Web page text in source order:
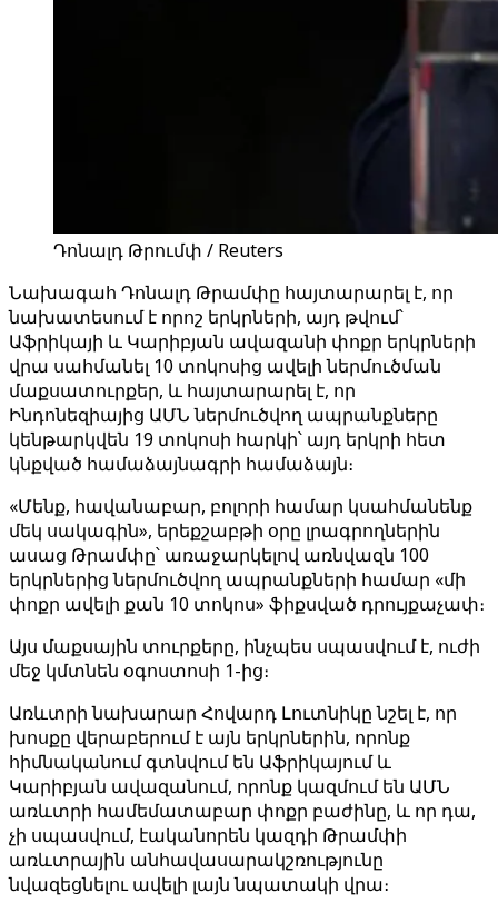
Դոնալդ Թրումփ / Reuters
Նախագահ Դոնալդ Թրամփը հայտարարել է, որ
նախատեսում է որոշ երկրների, այդ թվում՝
Աֆրիկայի և Կարիբյան ավազանի փոքր երկրների
վրա սահմանել 10 տոկոսից ավելի ներմուծման
մաքսատուրքեր, և հայտարարել է, որ
Ինդոնեզիայից ԱՄՆ ներմուծվող ապրանքները
կենթարկվեն 19 տոկոսի հարկի՝ այդ երկրի հետ
կնքված համաձայնագրի համաձայն։
«Մենք, հավանաբար, բոլորի համար կսահմանենք
մեկ սակագին», երեքշաբթի օրը լրագրողներին
ասաց Թրամփը՝ առաջարկելով առնվազն 100
երկրներից ներմուծվող ապրանքների համար «մի
փոքր ավելի քան 10 տոկոս» ֆիքսված դրույքաչափ։
Այս մաքսային տուրքերը, ինչպես սպասվում է, ուժի
մեջ կմտնեն օգոստոսի 1-ից։
Առևտրի նախարար Հովարդ Լուտնիկը նշել է, որ
խոսքը վերաբերում է այն երկրներին, որոնք
հիմնականում գտնվում են Աֆրիկայում և
Կարիբյան ավազանում, որոնք կազմում են ԱՄՆ
առևտրի համեմատաբար փոքր բաժինը, և որ դա,
չի սպասվում, էականորեն կազդի Թրամփի
առևտրային անհավասարակշռությունը
նվազեցնելու ավելի լայն նպատակի վրա։